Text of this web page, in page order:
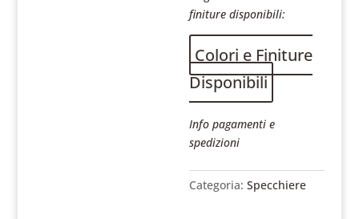
finiture disponibili:
Colori e Finiture
Disponibili
Info pagamenti e
spedizioni
Categoria:Specchiere